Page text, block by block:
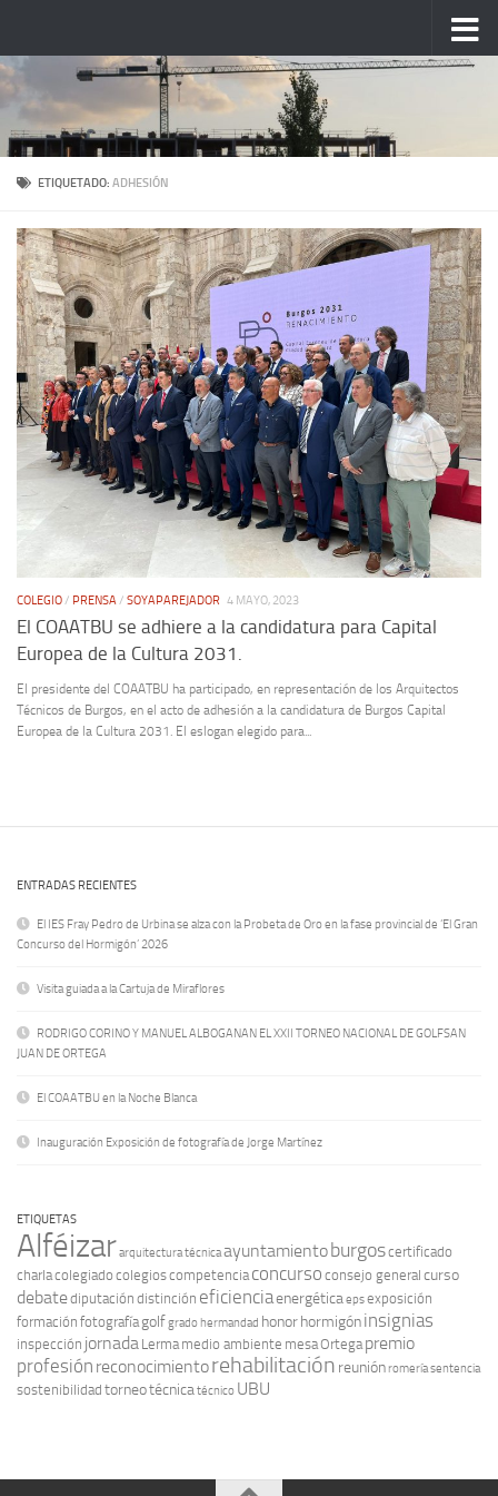
ETIQUETADO: ADHESIÓN
COLEGIO / PRENSA / SOYAPAREJADOR 4 MAYO, 2023
El COAATBU se adhiere a la candidatura para Capital
Europea de la Cultura 2031.
El presidente del COAATBU ha participado, en representación de los Arquitectos
Técnicos de Burgos, en el acto de adhesión a la candidatura de Burgos Capital
Europea de la Cultura 2031. El eslogan elegido para...
ENTRADAS RECIENTES
El IES Fray Pedro de Urbina se alza con la Probeta de Oro en la fase provincial de ‘El Gran
Concurso del Hormigón’ 2026
Visita guiada a la Cartuja de Miraflores
RODRIGO CORINO Y MANUEL ALBOGANAN EL XXII TORNEO NACIONAL DE GOLFSAN
JUAN DE ORTEGA
El COAATBU en la Noche Blanca
Inauguración Exposición de fotografía de Jorge Martínez
ETIQUETAS
Alféizararquitectura técnicaayuntamientoburgoscertificado
charlacolegiado colegioscompetencia concurso consejo general curso
debatediputación distinción eficienciaenergéticaepsexposición
formación fotografía golfgradohermandad honorhormigóninsignias
inspección jornada Lerma medio ambiente mesaOrtega premio
profesión reconocimientorehabilitación reuniónromeríasentencia
sostenibilidad torneotécnicatécnico UBU